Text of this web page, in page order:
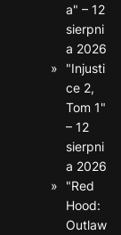
a" – 12
sierpni
a 2026
"Injusti
ce 2,
Tom 1"
– 12
sierpni
a 2026
"Red
Hood:
Outlaw